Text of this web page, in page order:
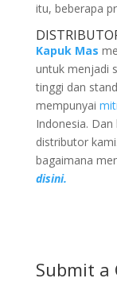
itu, beberapa
Kapuk Mas
untuk menjadi
tinggi dan
mempunyai
Indonesia.
distributor
bagaimana
disini.
Submit a